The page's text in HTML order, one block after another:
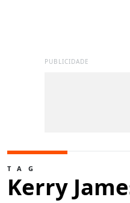
PUBLICIDADE
TAG
Kerry